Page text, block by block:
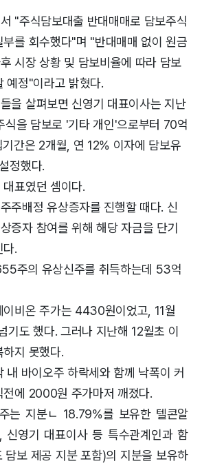
"주식담보대출 반대매매로 담보주식
를 회수했다"며 "반대매매 없이 원금
시장 상황 및 담보비율에 따라 담보
예정"이라고 밝혔다.
을 살펴보면 신영기 대표이사는 지난
식을 담보로 '기타 개인'으로부터 70억
간은 2개월, 연 12% 이자에 담보유
정했다.
표였던 셈이다.
주배정 유상증자를 진행할 때다. 신
증자 참여를 위해 해당 자금을 단기
다.
주의 유상신주를 취득하는데 53억
이비온 주가는 4430원이었고, 11월
도 했다. 그러나 지난해 12월초 이
지 못했다.
내 바이오주 하락세와 함께 낙폭이 커
전에 2000원 주가마저 깨졌다.
는 지분ㄴ 18.79%를 보유한 텔콘알
신영기 대표이사 등 특수관계인과 함
보 제공 지분 포함)의 지분을 보유하